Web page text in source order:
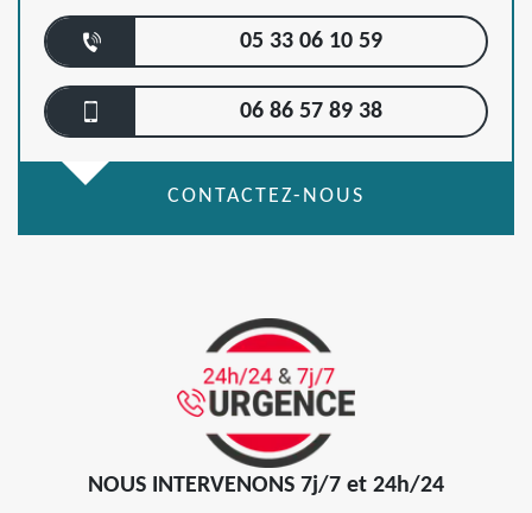
05 33 06 10 59
06 86 57 89 38
CONTACTEZ-NOUS
NOUS INTERVENONS 7j/7 et 24h/24